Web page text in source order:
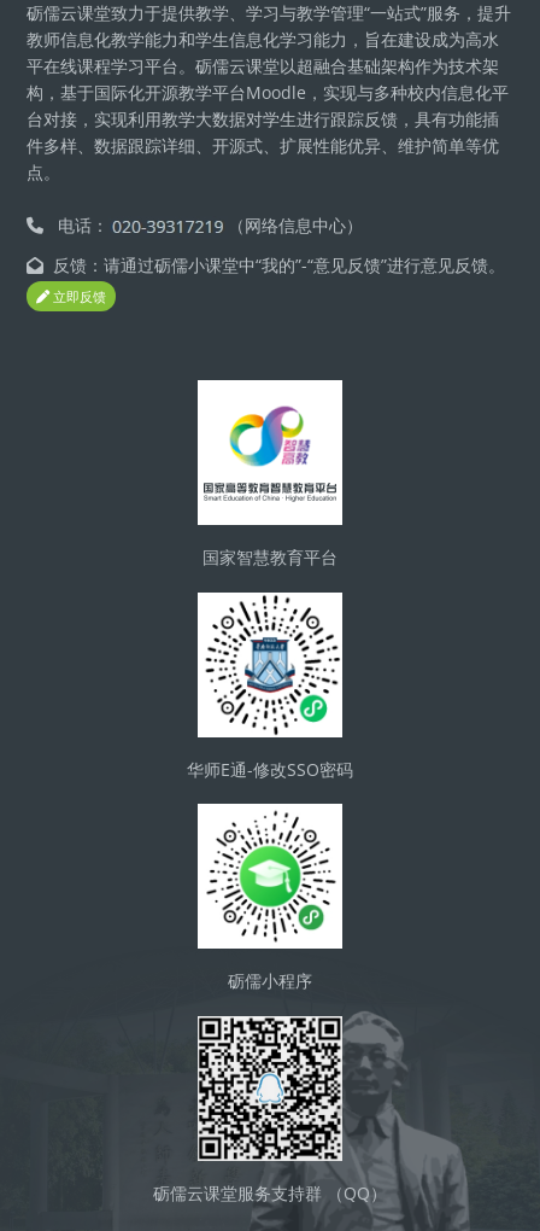
砺儒云课堂致力于提供教学、学习与教学管理“一站式”服务，提升
教师信息化教学能力和学生信息化学习能力，旨在建设成为高水
平在线课程学习平台。砺儒云课堂以超融合基础架构作为技术架
构，基于国际化开源教学平台Moodle，实现与多种校内信息化平
台对接，实现利用教学大数据对学生进行跟踪反馈，具有功能插
件多样、数据跟踪详细、开源式、扩展性能优异、维护简单等优
点。
电话：
（网络信息中心）
反馈：请通过砺儒小课堂中“我的”-“意见反馈”进行意见反馈。
立即反馈
国家智慧教育平台
华师E通-修改SSO密码
砺儒小程序
砺儒云课堂服务支持群 （QQ）